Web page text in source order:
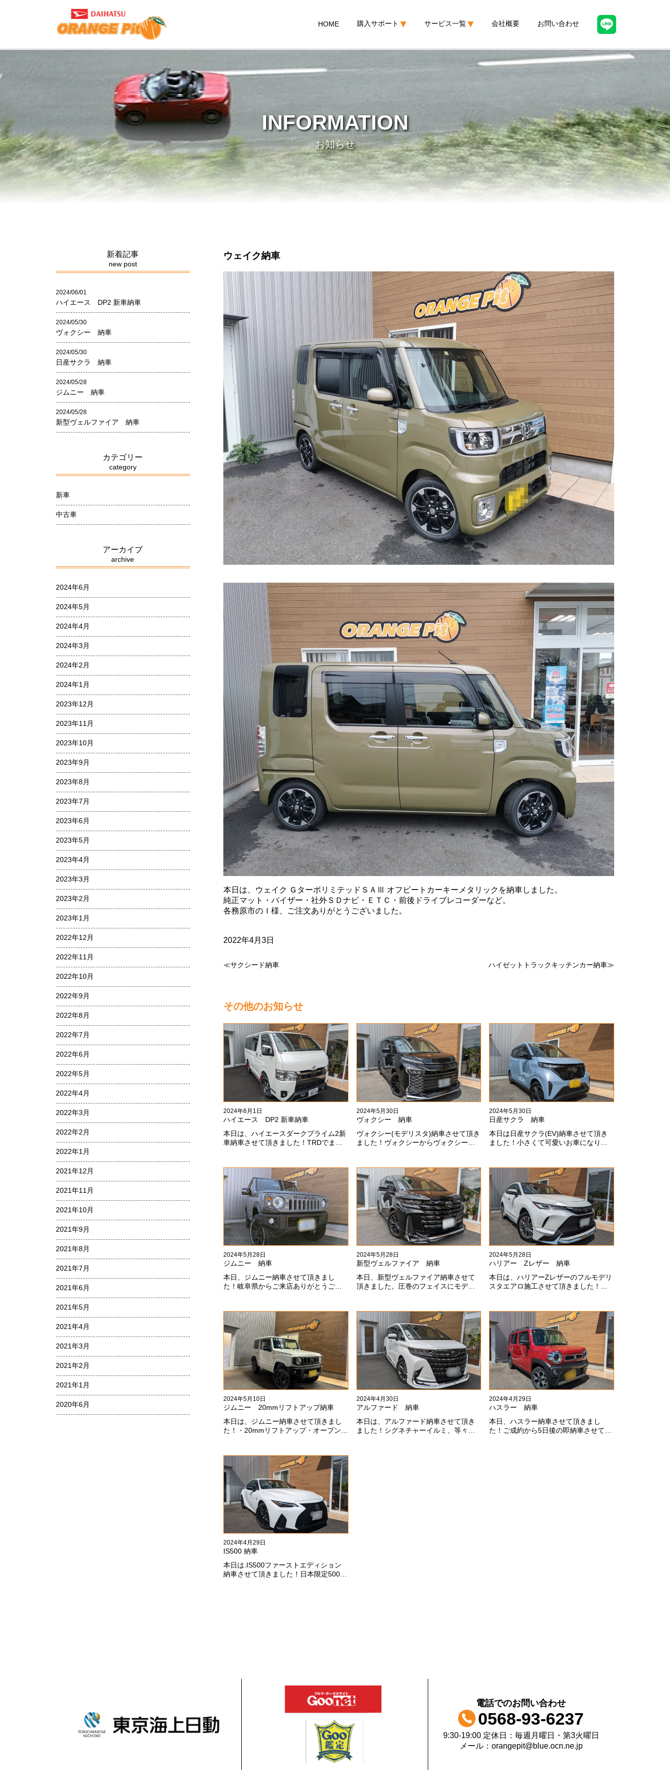
HOME 購入サポート サービス一覧 会社概要 お問い合わせ
INFORMATION
お知らせ
ウェイク納車
本日は、ウェイク ＧターボリミテッドＳＡⅢ オフビートカーキーメタリックを納車しました。
純正マット・バイザー・社外ＳＤナビ・ＥＴＣ・前後ドライブレコーダーなど。
各務原市のＩ様、ご注文ありがとうございました。
2022年4月3日
≪サクシード納車 ハイゼットトラックキッチンカー納車≫
その他のお知らせ
2024年6月1日
ハイエース DP2 新車納車
本日は、ハイエースダークプライム2新
車納車させて頂きました！TRDでまと
2024年5月30日
ヴォクシー 納車
ヴォクシー(モデリスタ)納車させて頂き
ました！ヴォクシーからヴォクシーに
ございます#x1f60a;
2024年5月30日
日産サクラ 納車
本日は日産サクラ(EV)納車させて頂き
ました！小さくて可愛いお車になりま
うございました#x1f60a;
2024年5月28日
ジムニー 納車
本日、ジムニー納車させて頂きまし
た！岐阜県からご来店ありがとうござ
ー、ホイールと、可愛い仕様になりま
した！これからもよろしくお願いしま
す#x1f647;#x200d;#x2640;#xfe0f;
2024年5月28日
新型ヴェルファイア 納車
本日、新型ヴェルファイア納車させて
頂きました。圧巻のフェイスにモデリ
も本当にありがとうございます
#x1f60a;
2024年5月28日
ハリアー Zレザー 納車
本日は、ハリアーZレザーのフルモデリ
スタエアロ施工させて頂きました！モ
ロが入ってきませんね。。今後とも宜
しくお願いします！
2024年5月10日
ジムニー 20mmリフトアップ納車
本日は、ジムニー納車させて頂きまし
た！・20mmリフトアップ・オープンカ
た！！弊社で、短期間に何台もご注文
ありがどうございます！！これからも
よろしくお願いします
#x1f647;#x200d;#x2640;#xfe0f;
2024年4月30日
アルファード 納車
本日は、アルファード納車させて頂き
ました！シグネチャーイルミ、等々満
2024年4月29日
ハスラー 納車
本日、ハスラー納車させて頂きまし
た！ご成約から5日後の即納車させて頂
2024年4月29日
IS500 納車
本日は.IS500ファーストエディション
納車させて頂きました！日本限定500台
新着記事
new post
2024/06/01
ハイエース DP2 新車納車
2024/05/30
ヴォクシー 納車
2024/05/30
日産サクラ 納車
2024/05/28
ジムニー 納車
2024/05/28
新型ヴェルファイア 納車
カテゴリー
category
新車
中古車
アーカイブ
archive
2024年6月
2024年5月
2024年4月
2024年3月
2024年2月
2024年1月
2023年12月
2023年11月
2023年10月
2023年9月
2023年8月
2023年7月
2023年6月
2023年5月
2023年4月
2023年3月
2023年2月
2023年1月
2022年12月
2022年11月
2022年10月
2022年9月
2022年8月
2022年7月
2022年6月
2022年5月
2022年4月
2022年3月
2022年2月
2022年1月
2021年12月
2021年11月
2021年10月
2021年9月
2021年8月
2021年7月
2021年6月
2021年5月
2021年4月
2021年3月
2021年2月
2021年1月
2020年6月
電話でのお問い合わせ
0568-93-6237
9:30-19:00 定休日：毎週月曜日・第3火曜日
メール：orangepit@blue.ocn.ne.jp